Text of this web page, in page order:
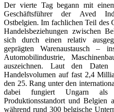
Der vierte Tag begann mit
Geschäftsführer der Aved
Ostbelgien. Im fachlichen Teil des
Handelsbeziehungen zwischen
sich durch einen relativ
geprägten Warenaustausch –
Automobilindustrie,
auszeichnen. Laut den
Handelsvolumen auf fast 2,4
den 25. Rang unter den
dabei fungiert Ungarn als
Produktionsstandort und Belgien
während rund 300 belgische